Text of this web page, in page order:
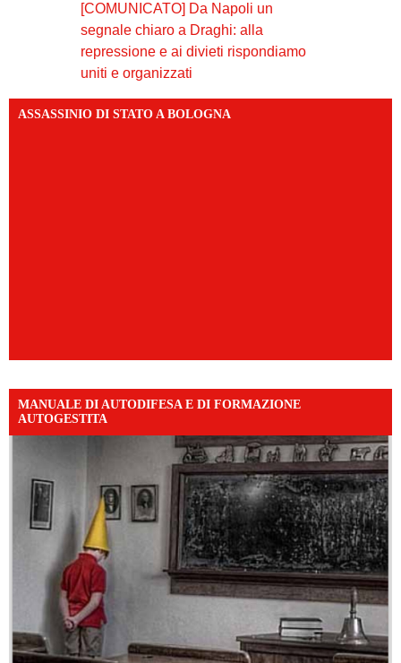
[COMUNICATO] Da Napoli un
segnale chiaro a Draghi: alla
repressione e ai divieti rispondiamo
uniti e organizzati
ASSASSINIO DI STATO A BOLOGNA
MANUALE DI AUTODIFESA E DI FORMAZIONE
AUTOGESTITA